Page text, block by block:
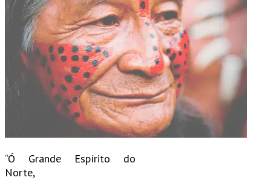
“Ó Grande Espírito do
Norte,